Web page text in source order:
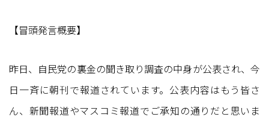
【冒頭発言概要】
昨日、自民党の裏金の聞き取り調査の中身が公表され、今
日一斉に朝刊で報道されています。公表内容はもう皆さ
ん、新聞報道やマスコミ報道でご承知の通りだと思いま